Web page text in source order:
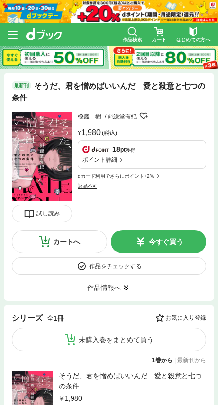
作品検索 カート はじめての方へ
最新刊
そうだ、君を憎めばいいんだ 愛と殺意と七つの
条件
試し読み
桜庭一樹 斜線堂有紀
1,980(税込)
18pt獲得
ポイント詳細
dカード利用でさらにポイント+2%
返品不可
カートへ 今すぐ買う
作品をチェックする
作品情報へ
シリーズ 全1冊 お気に入り登録
未購入巻をまとめて買う
1巻から | 最新刊から
そうだ、君を憎めばいいんだ 愛と殺意と七つ
の条件
1,980